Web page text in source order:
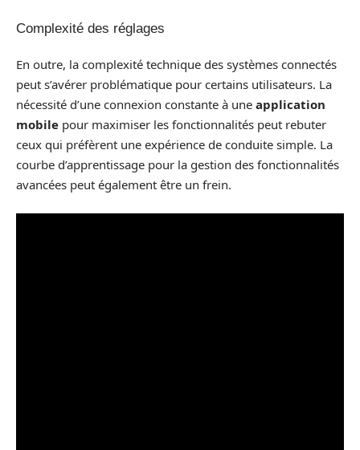
Complexité des réglages
En outre, la complexité technique des systèmes connectés
peut s’avérer problématique pour certains utilisateurs. La
nécessité d’une connexion constante à une application
mobile pour maximiser les fonctionnalités peut rebuter
ceux qui préfèrent une expérience de conduite simple. La
courbe d’apprentissage pour la gestion des fonctionnalités
avancées peut également être un frein.